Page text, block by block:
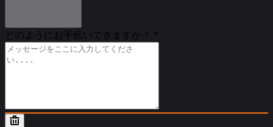
どのようにお手伝いできますか？ *